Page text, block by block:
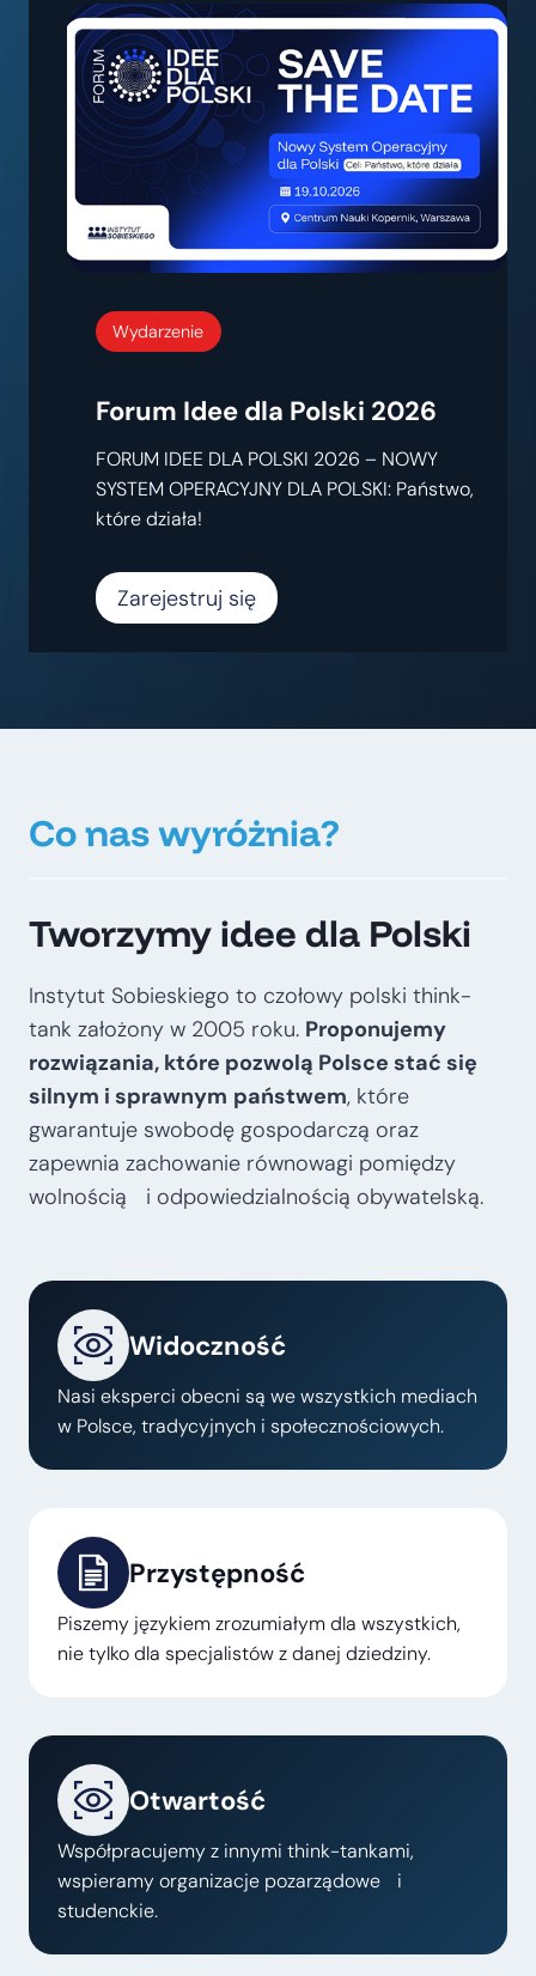
Wydarzenie
Forum Idee dla Polski 2026
FORUM IDEE DLA POLSKI 2026 – NOWY
SYSTEM OPERACYJNY DLA POLSKI: Państwo,
które działa!
Zarejestruj się
Co nas wyróżnia?
Tworzymy idee dla Polski
Instytut Sobieskiego to czołowy polski think-
tank założony w 2005 roku. Proponujemy
rozwiązania, które pozwolą Polsce stać się
silnym i sprawnym państwem, które
gwarantuje swobodę gospodarczą oraz
zapewnia zachowanie równowagi pomiędzy
wolnością i odpowiedzialnością obywatelską.
Widoczność
Nasi eksperci obecni są we wszystkich mediach
w Polsce, tradycyjnych i społecznościowych.
Przystępność
Piszemy językiem zrozumiałym dla wszystkich,
nie tylko dla specjalistów z danej dziedziny.
Otwartość
Współpracujemy z innymi think-tankami,
wspieramy organizacje pozarządowe i
studenckie.